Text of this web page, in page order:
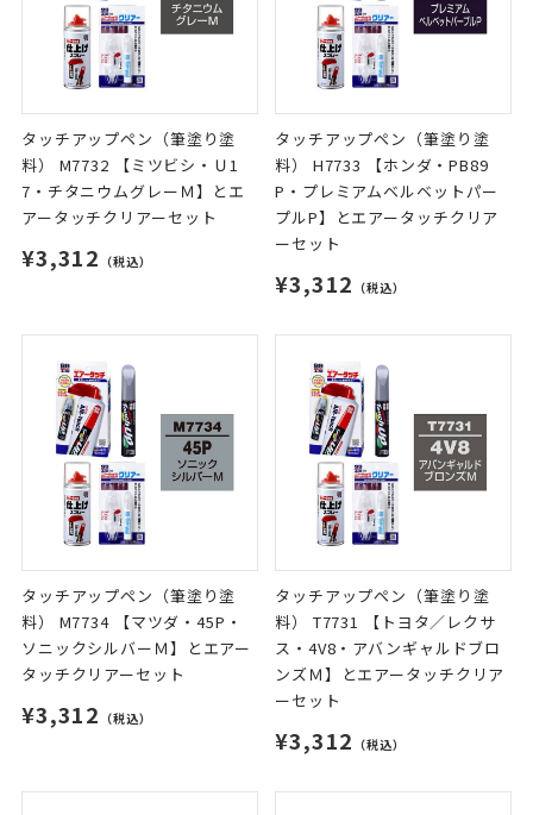
タッチアップペン（筆塗り塗
料） M7732 【ミツビシ・Ｕ1
7・チタニウムグレーＭ】とエ
アータッチクリアーセット
¥3,312 （税込）
タッチアップペン（筆塗り塗
料） H7733 【ホンダ・PB89
P・プレミアムベルベットパー
プルP】とエアータッチクリア
ーセット
¥3,312 （税込）
タッチアップペン（筆塗り塗
料） M7734 【マツダ・45P・
ソニックシルバーＭ】とエアー
タッチクリアーセット
¥3,312 （税込）
タッチアップペン（筆塗り塗
料） T7731 【トヨタ／レクサ
ス・4V8・アバンギャルドブロ
ンズＭ】とエアータッチクリア
ーセット
¥3,312 （税込）